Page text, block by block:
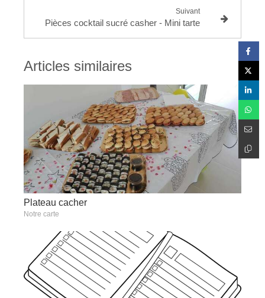
Suivant
Pièces cocktail sucré casher - Mini tarte
Articles similaires
Plateau cacher
Notre carte